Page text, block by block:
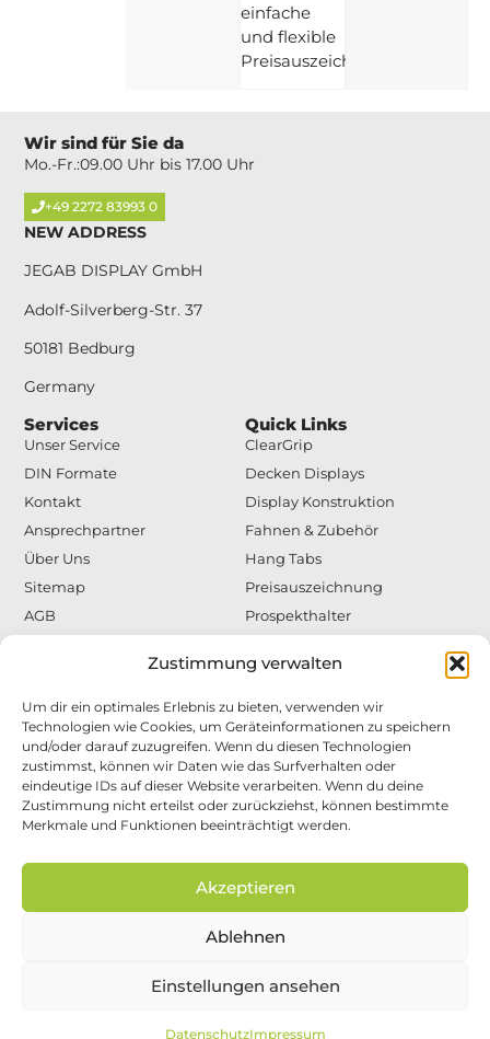
Zustimmung verwalten
Um dir ein optimales Erlebnis zu bieten, verwenden wir
Technologien wie Cookies, um Geräteinformationen zu speichern
und/oder darauf zuzugreifen. Wenn du diesen Technologien
zustimmst, können wir Daten wie das Surfverhalten oder
eindeutige IDs auf dieser Website verarbeiten. Wenn du deine
Zustimmung nicht erteilst oder zurückziehst, können bestimmte
Merkmale und Funktionen beeinträchtigt werden.
Akzeptieren
Ablehnen
Einstellungen ansehen
DatenschutzImpressum
einfache
und flexible
Preisauszeichnung!
Bringen Sie mit den Artikeln von JEGAB DISPLAY
ob Befestigungen für Deckendisplays oder
Displaysysteme, Prospektspender, innovative
Prospektständer, dekorative Prospektboxen,
Regalbodenhalter, L-Ständer, Blisterhaken,
unsere Artikel werden Sie überzeugen.
Wir sind für Sie da
Mo.-Fr.:09.00 Uhr bis 17.00 Uhr
+49 2272 83993 0
NEW ADDRESS
JEGAB DISPLAY GmbH
Adolf-Silverberg-Str. 37
50181 Bedburg
Germany
Services
Unser Service
DIN Formate
Kontakt
Ansprechpartner
Über Uns
Sitemap
AGB
Quick Links
ClearGrip
Decken Displays
Display Konstruktion
Fahnen & Zubehör
Hang Tabs
Preisauszeichnung
Prospekthalter
Schilderhalter
Warenpräsentation